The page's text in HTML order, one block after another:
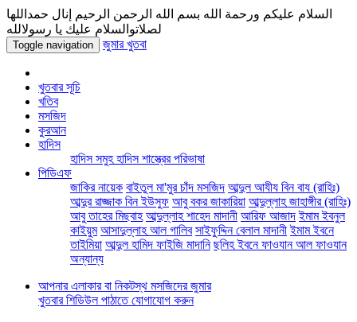
السلام عليكم ورحمة الله بسم الله الرحمن الرحيم إنال حمداللها
لصلاتوالسلام عليك يا رسولالله
Toggle navigation জুমার খুতবা
খুতবার সূচি
খতিব
মসজিদ
কুরআন
হাদিস
হাদিস সমুহহাদিস শাস্ত্রের পরিভাষা
পিডিএফ
জাকির নায়েক বাইতুল মা'মুর চাঁদ মসজিদ আব্দুল আযীয বিন বায (রাহিঃ)
আব্দুর রাজ্জাক বিন ইউসুফ আবু বকর জাকারিয়া আব্দুল্লাহ জাহাঙ্গীর (রাহিঃ)
আবু তাহের মিছবাহ আব্দুল্লাহ শাহেদ মাদানী আরিফ আজাদ ইমাম ইবনুল
কাইয়ুম আসাদুল্লাহ আল গালিব সাইফুদ্দিন বেলাল মাদানী ইমাম ইবনে
তাইমিয়া আব্দুল হামিদ ফাইজি মাদানি ছলিহ ইবনে ফাওযান আল ফাওযান
অন্যান্য
আপনার এলাকার বা নিকটস্থ মসজিদের জুমার
খুতবার শিডিউল পাঠাতে যোগাযোগ করুন